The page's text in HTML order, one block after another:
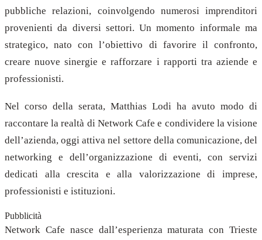
pubbliche relazioni, coinvolgendo numerosi imprenditori
provenienti da diversi settori. Un momento informale ma
strategico, nato con l’obiettivo di favorire il confronto,
creare nuove sinergie e rafforzare i rapporti tra aziende e
professionisti.
Nel corso della serata, Matthias Lodi ha avuto modo di
raccontare la realtà di Network Cafe e condividere la visione
dell’azienda, oggi attiva nel settore della comunicazione, del
networking e dell’organizzazione di eventi, con servizi
dedicati alla crescita e alla valorizzazione di imprese,
professionisti e istituzioni.
Pubblicità
Network Cafe nasce dall’esperienza maturata con Trieste